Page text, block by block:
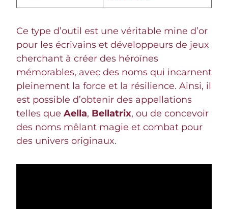
Ce type d’outil est une véritable mine d’or
pour les écrivains et développeurs de jeux
cherchant à créer des héroïnes
mémorables, avec des noms qui incarnent
pleinement la force et la résilience. Ainsi, il
est possible d’obtenir des appellations
telles que Aella, Bellatrix, ou de concevoir
des noms mêlant magie et combat pour
des univers originaux.